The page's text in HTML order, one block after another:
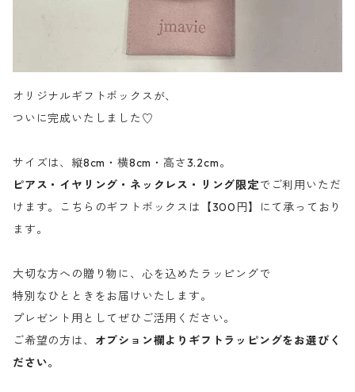
オリジナルギフトボックスが、
ついに完成いたしました♡
サイズは、縦8cm・横8cm・高さ3.2cm。
ピアス・イヤリング・ネックレス・リング限定でご利用いただ
けます。こちらのギフトボックスは【300円】にて承っており
ます。
大切な方への贈り物に、心を込めたラッピングで
特別なひとときをお届けいたします。
プレゼント用としてぜひご活用ください。
ご希望の方は、 オプション欄よりギフトラッピングをお選びく
ださい。